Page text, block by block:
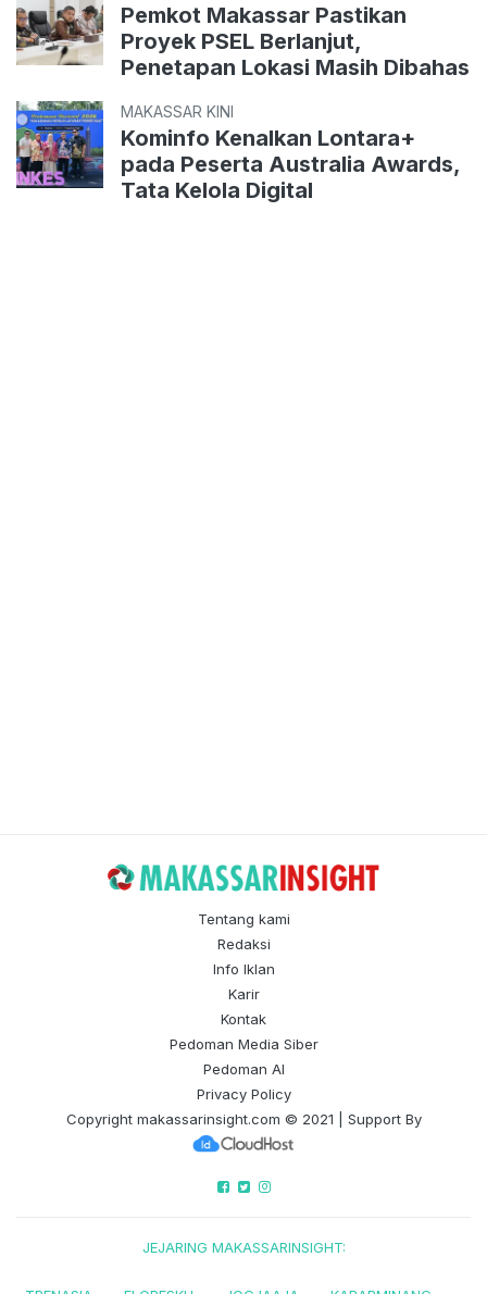
Pemkot Makassar Pastikan
Proyek PSEL Berlanjut,
Penetapan Lokasi Masih Dibahas
MAKASSAR KINI
Kominfo Kenalkan Lontara+
pada Peserta Australia Awards,
Tata Kelola Digital
Tentang kami
Redaksi
Info Iklan
Karir
Kontak
Pedoman Media Siber
Pedoman AI
Privacy Policy
Copyright makassarinsight.com © 2021 | Support By
JEJARING MAKASSARINSIGHT: